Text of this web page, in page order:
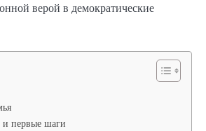
верой в демократические
и первые шаги